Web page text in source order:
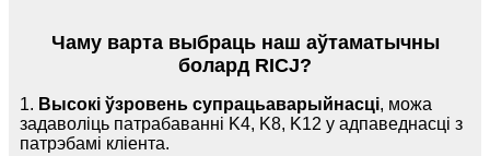
Чаму варта выбраць наш аўтаматычны
болард RICJ?
1. Высокі ўзровень супрацьаварыйнасці, можа
задаволіць патрабаванні K4, K8, K12 у адпаведнасці з
патрэбамі кліента.